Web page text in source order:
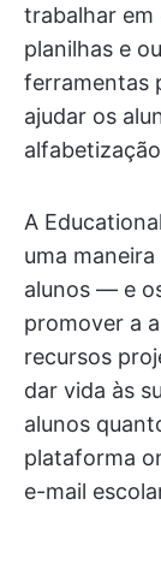
trabalhar
planilhas e
ferramentas
ajudar os
A
uma
alunos — e
promover a
recursos
dar vida às
alunos
plataforma
e-mail